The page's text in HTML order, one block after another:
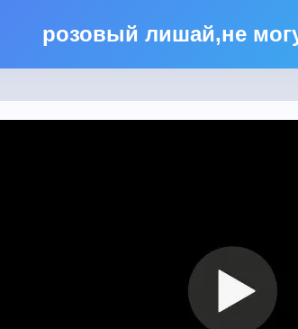
розовый лишай,не